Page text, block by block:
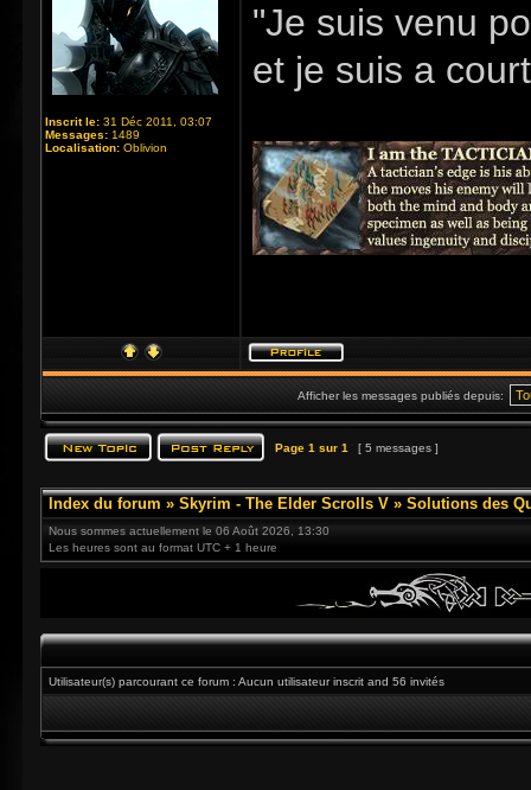
Inscrit le: 31 Déc 2011, 03:07
Messages: 1489
Localisation: Oblivion
"Je suis venu
et je suis a
Afficher les messages publiés depuis:
Page 1 sur 1 [ 5 messages ]
Index du forum » Skyrim - The Elder Scrolls V » Solutions des
Nous sommes actuellement le 06 Août 2026, 13:30
Les heures sont au format UTC + 1 heure
Utilisateur(s) parcourant ce forum : Aucun utilisateur inscrit and 56 invités